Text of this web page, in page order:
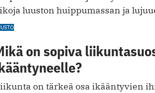
luuston huippumassan ja
on sopiva
on tärkeä osa ikääntyvien